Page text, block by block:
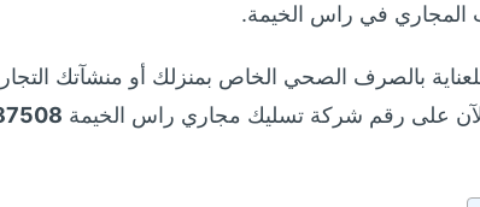
في راس الخيمة.
بالصرف الصحي الخاص بمنزلك أو منشآتك
على رقم شركة تسليك مجاري راس الخيمة